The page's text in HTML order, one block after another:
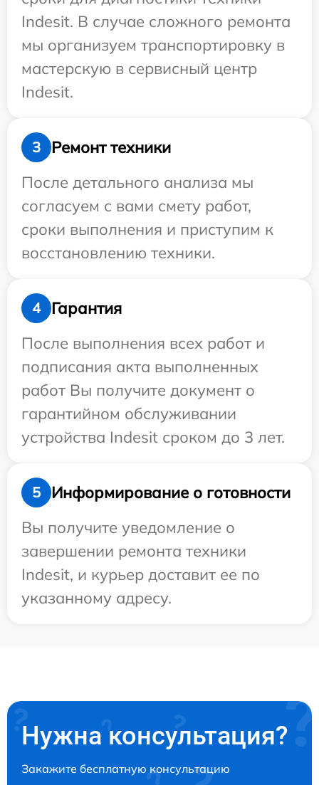
Indesit. В случае сложного ремонта
мы организуем транспортировку в
мастерскую в сервисный центр
Indesit.
3
Ремонт техники
После детального анализа мы
согласуем с вами смету работ,
сроки выполнения и приступим к
восстановлению техники.
4
Гарантия
После выполнения всех работ и
подписания акта выполненных
работ Вы получите документ о
гарантийном обслуживании
устройства Indesit сроком до 3 лет.
5
Информирование о готовности
Вы получите уведомление о
завершении ремонта техники
Indesit, и курьер доставит ее по
указанному адресу.
Нужна консультация?
Закажите бесплатную консультацию